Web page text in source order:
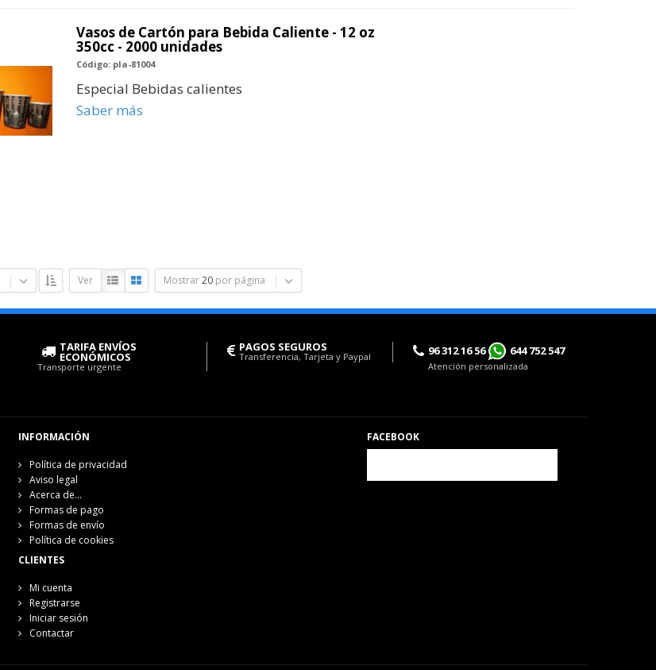
Vasos de Cartón para Bebida Caliente - 12 oz
350cc - 2000 unidades
Código: pla-81004
Especial Bebidas calientes
Saber más
Ver Mostrar 20 por página
TARIFA ENVÍOS
ECONÓMICOS
Transporte urgente
PAGOS SEGUROS
Transferencia, Tarjeta y Paypal 96 312 16 56 644 752 547
Atención personalizada
INFORMACIÓN
Política de privacidad
Aviso legal
Acerca de...
Formas de pago
Formas de envío
Política de cookies
CLIENTES
Mi cuenta
Registrarse
Iniciar sesión
Contactar
FACEBOOK